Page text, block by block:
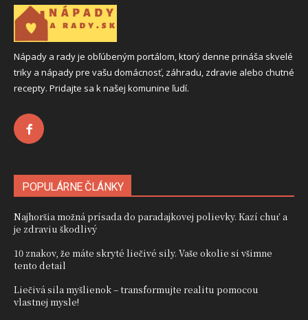
Nápady a rady je obľúbeným portálom, ktorý denne prináša skvelé
triky a nápady pre vašu domácnosť, záhradu, zdravie alebo chutné
recepty. Pridajte sa k našej komunine ľudí.
POPULÁRNE ČLÁNKY
Najhoršia možná prísada do paradajkovej polievky. Kazí chuť a
je zdraviu škodlivý
10 znakov, že máte skryté liečivé sily. Vaše okolie si všimne
tento detail
Liečivá sila myšlienok – transformujte realitu pomocou
vlastnej mysle!